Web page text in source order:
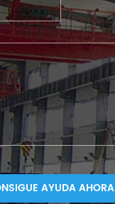
AYUDA AHORA